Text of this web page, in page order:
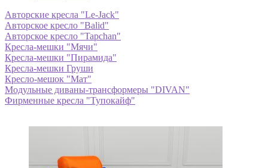
Авторские кресла "Le-Jack"
Авторское кресло "Balid"
Авторское кресло "Tapchan"
Кресла-мешки "Мячи"
Кресла-мешки "Пирамида"
Кресла-мешки Груши
Кресло-мешок "Мат"
Модульные диваны-трансформеры "DIVAN"
Фирменные кресла "Тупокайф"